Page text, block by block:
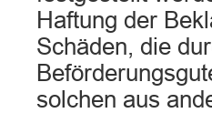
Haftung der
Schäden, die
solchen aus